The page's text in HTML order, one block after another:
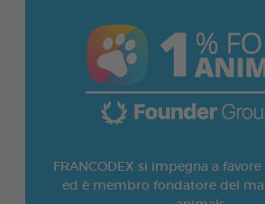
FRANCODEX si impegna a
ed è membro fondatore del